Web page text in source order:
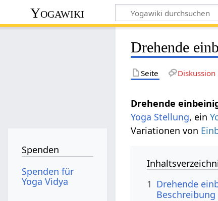
Yogawiki
Drehende
Seite Diskussion
Drehende
Yoga Stellung, ein
Variationen von
1 Drehende
Beschreibung
Spenden
Spenden für
Yoga Vidya